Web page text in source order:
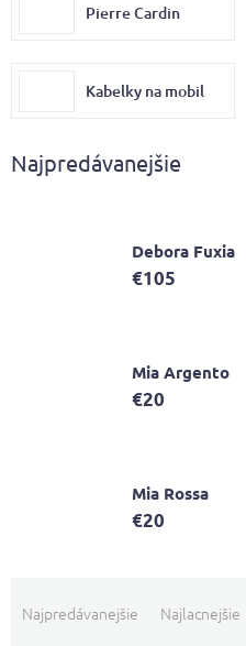
Pierre Cardin
Kabelky na mobil
Najpredávanejšie
Debora Fuxia
€105
Mia Argento
€20
Mia Rossa
€20
Najpredávanejšie Najlacnejšie